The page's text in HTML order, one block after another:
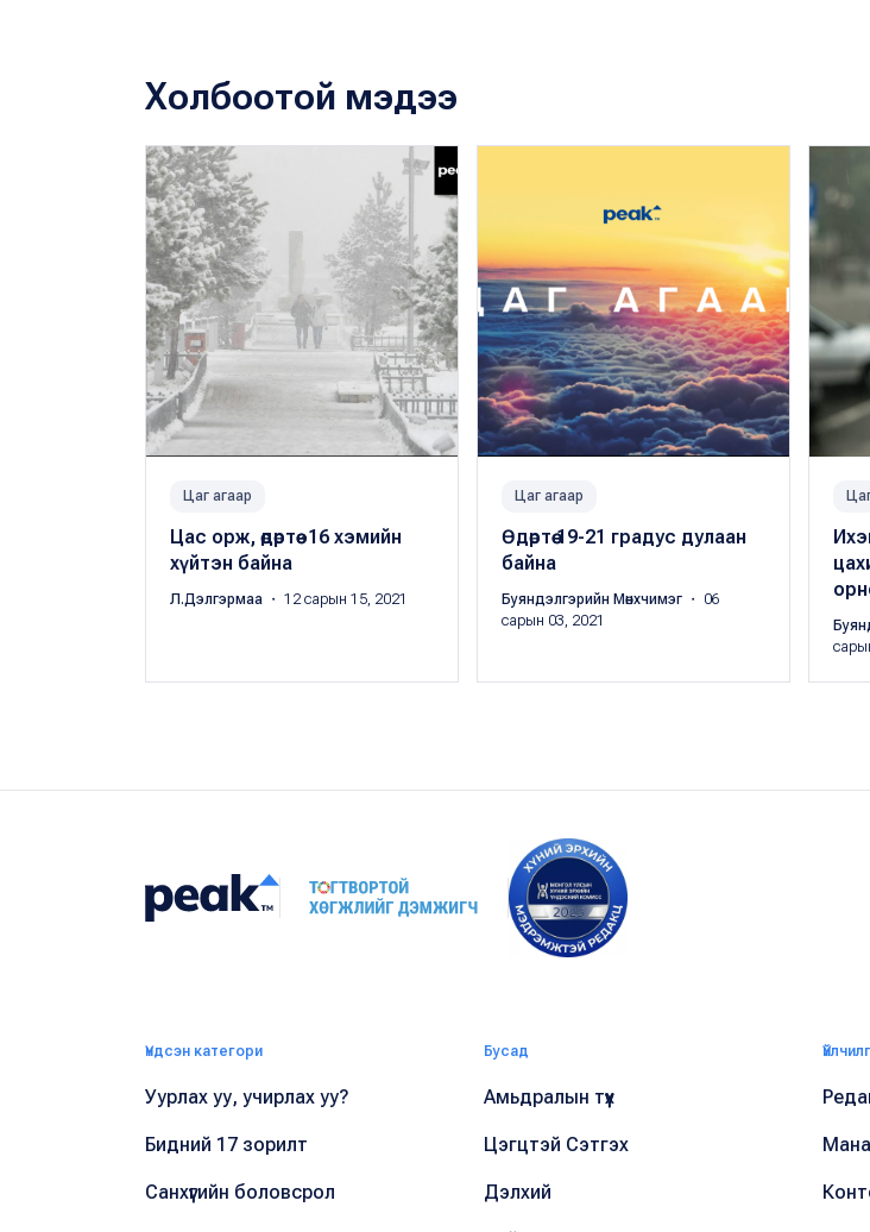
Холбоотой мэдээ
Цаг агаар
Цас орж, өдөртөө -16 хэмийн
хүйтэн байна
Л.Дэлгэрмаа ・ 12 сарын 15, 2021
Цаг агаар
Өдөртөө 19-21 градус дулаан
байна
Буяндэлгэрийн Мөнхчимэг ・ 06
сарын 03, 2021
Үндсэн категори
Уурлах уу, учирлах уу?
Бидний 17 зорилт
Санхүүгийн боловсрол
Бусад
Амьдралын түүх
Цэгцтэй Сэтгэх
Дэлхий